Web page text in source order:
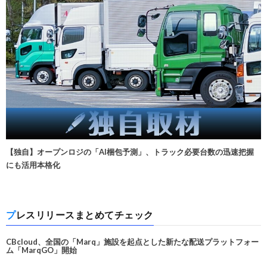
【独自】オープンロジの「AI梱包予測」、トラック必要台数の迅速把握
にも活用本格化
プレスリリースまとめてチェック
CBcloud、全国の「Marq」施設を起点とした新たな配送プラットフォー
ム「MarqGO」開始